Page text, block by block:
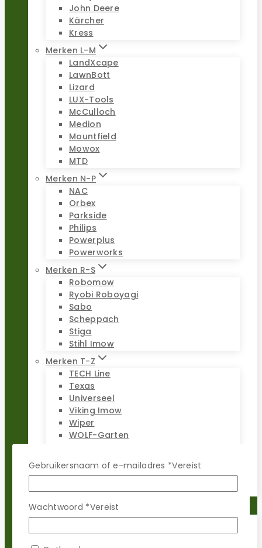
John Deere
Kärcher
Kress
Merken L-M
LandXcape
LawnBott
Lizard
LUX-Tools
McCulloch
Medion
Mountfield
Mowox
MTD
Merken N-P
NAC
Orbex
Parkside
Philips
Powerplus
Powerworks
Merken R-S
Robomow
Ryobi Roboyagi
Sabo
Scheppach
Stiga
Stihl Imow
Merken T-Z
TECH Line
Texas
Universeel
Viking Imow
Wiper
WOLF-Garten
Yardforce
Zoef Robot
Reparatie sets
Gebruikersnaam of e-mailadres *Vereist
Wachtwoord *Vereist